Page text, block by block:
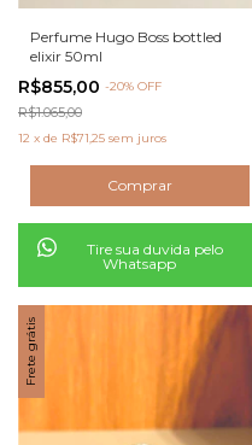
Perfume Hugo Boss bottled
elixir 50ml
R$855,00 -20% OFF
R$1.065,00
12 x de R$71,25 sem juros
Tire sua duvida pelo
Whatsapp
Frete grátis